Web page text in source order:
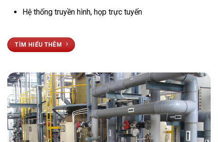
Hệ thống truyền hình, họp trực tuyến
TÌM HIỂU THÊM